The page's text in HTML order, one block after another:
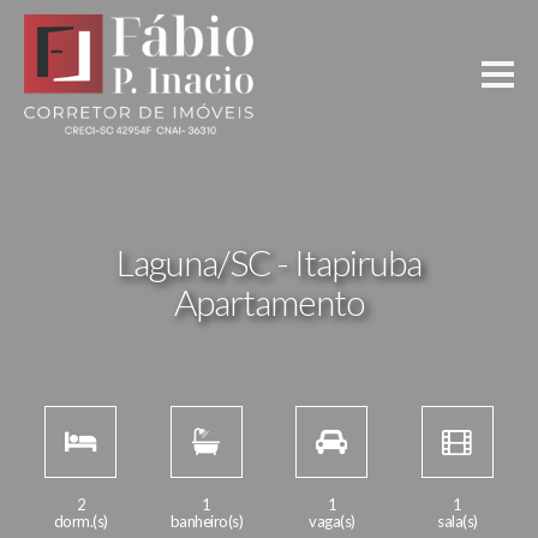
Laguna/SC - Itapiruba
Apartamento
2
dorm.(s)
1
banheiro(s)
1
vaga(s)
1
sala(s)